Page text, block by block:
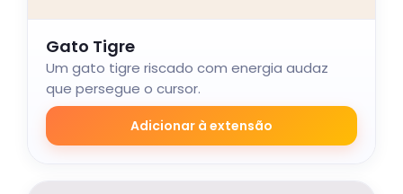
Gato Tigre
Um gato tigre riscado com energia audaz
que persegue o cursor.
Adicionar à extensão